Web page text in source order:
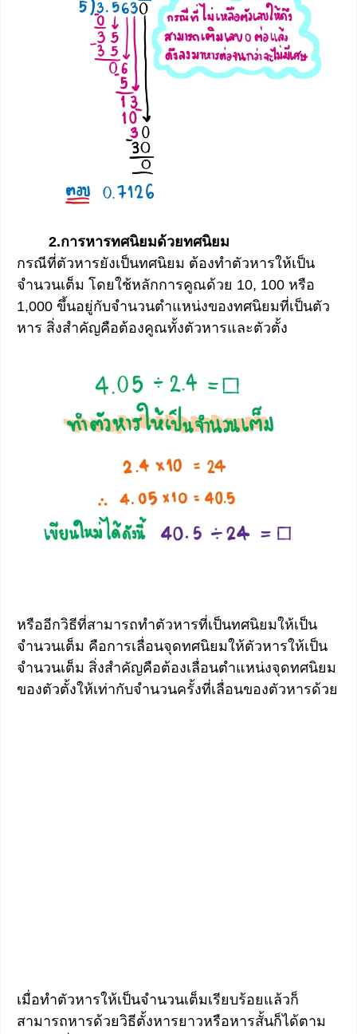
2.การหารทศนิยมด้วยทศนิยม
กรณีที่ตัวหารยังเป็นทศนิยม ต้องทำตัวหารให้เป็น
จำนวนเต็ม โดยใช้หลักการคูณด้วย 10, 100 หรือ
1,000 ขึ้นอยู่กับจำนวนตำแหน่งของทศนิยมที่เป็นตัว
หาร สิ่งสำคัญคือต้องคูณทั้งตัวหารและตัวตั้ง
หรืออีกวิธีที่สามารถทำตัวหารที่เป็นทศนิยมให้เป็น
จำนวนเต็ม คือการเลื่อนจุดทศนิยมให้ตัวหารให้เป็น
จำนวนเต็ม สิ่งสำคัญคือต้องเลื่อนตำแหน่งจุดทศนิยม
ของตัวตั้งให้เท่ากับจำนวนครั้งที่เลื่อนของตัวหารด้วย
เมื่อทำตัวหารให้เป็นจำนวนเต็มเรียบร้อยแล้วก็
สามารถหารด้วยวิธีตั้งหารยาวหรือหารสั้นก็ได้ตาม